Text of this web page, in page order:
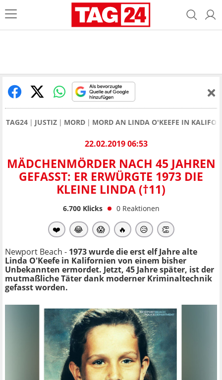
TAG24 JUSTIZ MORD MORD AN LINDA O'KEEFE IN
22.02.2019 06:53
MÄDCHENMÖRDER NACH 45 JAHREN
GEFASST: ER ERWÜRGTE 1973 DIE
KLEINE LINDA (†11)
6.700Klicks 0 Reaktionen
❤️ 😂 😱 🔥 😥 👏
Newport Beach - 1973 wurde die erst elf Jahre alte
Linda O'Keefe in Kalifornien von einem bisher
Unbekannten ermordet. Jetzt, 45 Jahre später, ist der
mutmaßliche Täter dank moderner Kriminaltechnik
gefasst worden.